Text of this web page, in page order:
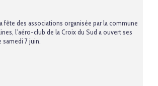
fête des associations organisée par la commune
l’aéro-club de la Croix du Sud a ouvert ses
7 juin.